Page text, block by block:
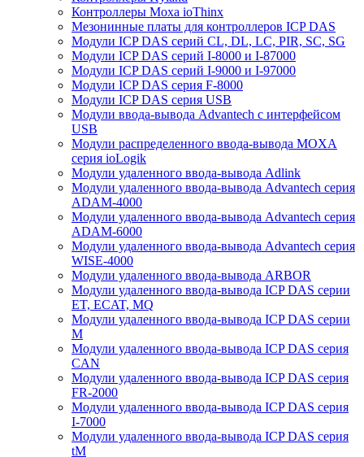
Контроллеры Moxa ioThinx
Мезонинные платы для контроллеров ICP DAS
Модули ICP DAS серий CL, DL, LC, PIR, SC, SG
Модули ICP DAS серий I-8000 и I-87000
Модули ICP DAS серий I-9000 и I-97000
Модули ICP DAS серия F-8000
Модули ICP DAS серия USB
Модули ввода-вывода Advantech с интерфейсом
USB
Модули распределенного ввода-вывода MOXA
серия ioLogik
Модули удаленного ввода-вывода Adlink
Модули удаленного ввода-вывода Advantech серия
ADAM-4000
Модули удаленного ввода-вывода Advantech серия
ADAM-6000
Модули удаленного ввода-вывода Advantech серия
WISE-4000
Модули удаленного ввода-вывода ARBOR
Модули удаленного ввода-вывода ICP DAS серии
ET, ECAT, MQ
Модули удаленного ввода-вывода ICP DAS серии
M
Модули удаленного ввода-вывода ICP DAS серия
CAN
Модули удаленного ввода-вывода ICP DAS серия
FR-2000
Модули удаленного ввода-вывода ICP DAS серия
I-7000
Модули удаленного ввода-вывода ICP DAS серия
tM